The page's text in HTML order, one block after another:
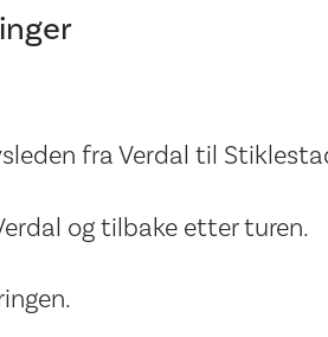
fra Verdal til
og tilbake etter turen.